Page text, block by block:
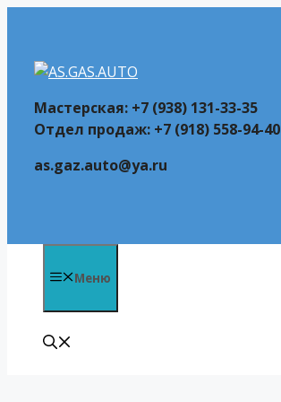
содержимому
Мастерская: +7 (938) 131-33-35
Отдел продаж: +7 (918) 558-94-40
as.gaz.auto@ya.ru
Меню